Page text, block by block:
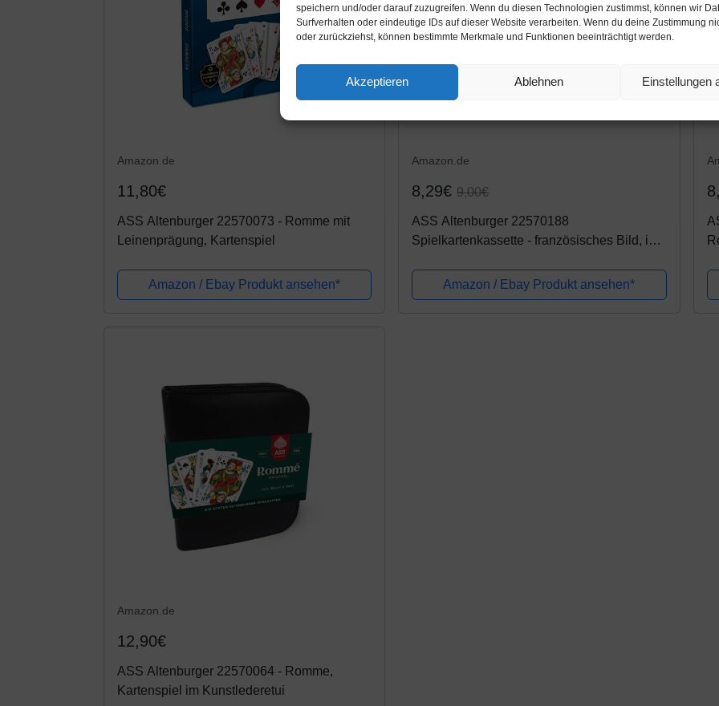
speichern und/oder darauf zuzugreifen. Wenn du diesen Technologien zustimmst, können wir
Surfverhalten oder eindeutige IDs auf dieser Website verarbeiten. Wenn du deine Zustimmung
oder zurückziehst, können bestimmte Merkmale und Funktionen beeinträchtigt werden.
Akzeptieren Ablehnen Einstellungen
Amazon.de
11,80€
ASS Altenburger 22570073 - Romme mit
Leinenprägung, Kartenspiel
Amazon / Ebay Produkt ansehen*
Amazon.de
8,29€9,00€
ASS Altenburger 22570188
Spielkartenkassette - französisches Bild, in
Rommé, Skat, Bridge, Canasta
Amazon / Ebay Produkt ansehen*
Amazon.de
12,90€
ASS Altenburger 22570064 - Romme,
Kartenspiel im Kunstlederetui